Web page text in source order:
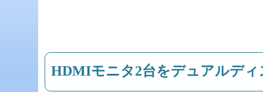
HDMIモニタ2台をデュアルデ